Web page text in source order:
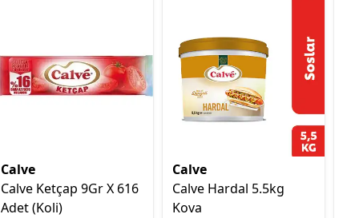
Calve
Calve Ketçap 9Gr X 616
Adet (Koli)
Calve
Calve Hardal 5.5kg
Kova